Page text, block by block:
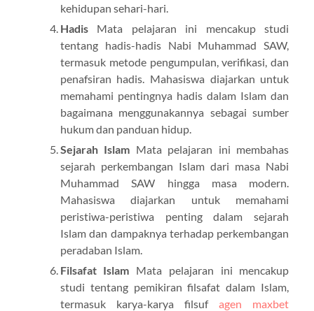
kehidupan sehari-hari.
HadisMata pelajaran ini mencakup studi
tentang hadis-hadis Nabi Muhammad SAW,
termasuk metode pengumpulan, verifikasi, dan
penafsiran hadis. Mahasiswa diajarkan untuk
memahami pentingnya hadis dalam Islam dan
bagaimana menggunakannya sebagai sumber
hukum dan panduan hidup.
Sejarah Islam Mata pelajaran ini membahas
sejarah perkembangan Islam dari masa Nabi
Muhammad SAW hingga masa modern.
Mahasiswa diajarkan untuk memahami
peristiwa-peristiwa penting dalam sejarah
Islam dan dampaknya terhadap perkembangan
peradaban Islam.
Filsafat Islam Mata pelajaran ini mencakup
studi tentang pemikiran filsafat dalam Islam,
termasuk karya-karya filsufagen maxbet